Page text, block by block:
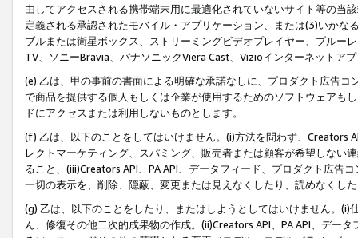
由してアクセスされる携帯端末用に最適化されていないサイト等の当
定義される承認されたモバイル・アプリケーション、または(3)いか
ブルまたは衛星ボックス、ストリーミングビデオプレイヤー、ブルー
TV、ソニーBravia、パナソニックViera Cast、Vizioインターネットア
(e) 乙は、甲の事前の書面による明確な承諾なしに、プロダクト広告
で商品を提供する個人もしくは企業が使用するためのソフトウェアも
ドにアクセスまたは利用しないものとします。
(f) 乙は、以下のことをしてはいけません。(i)方法を問わず、Creators
レクトマーケティング、スパミング、販売者または顧客が希望しない
ること、(iii)Creators API、PA API、データフィード、プロダクト広告
一切の表示を、削除、隠蔽、変更または見えなくしたり、読めなくし
(g) 乙は、以下のことをしたり、またはしようとしてはいけません。
ん、修復その他二次的成果物の作成。(ii)Creators API、PA API、デー